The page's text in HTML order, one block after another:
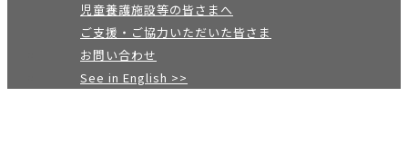
児童養護施設等の皆さまへ
ご支援・ご協力いただいた皆さま
お問い合わせ
See in English >>